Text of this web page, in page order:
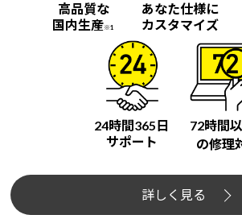
高品質な
国内生産※1
あなた仕様に
カスタマイズ
24時間365日
サポート
72時間
の修理
詳しく見る